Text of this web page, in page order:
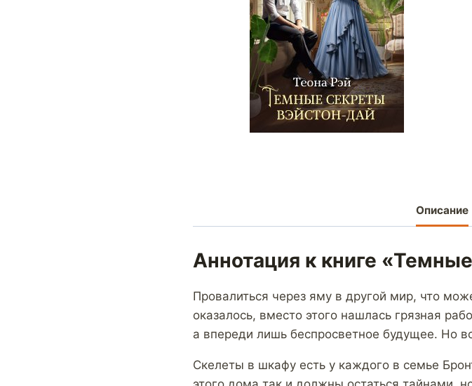
Описание
Аннотация к книге
Провалиться через яму в другой мир, что
оказалось, вместо этого нашлась грязная
а впереди лишь беспросветное будущее. Но
Скелеты в шкафу есть у каждого в семье